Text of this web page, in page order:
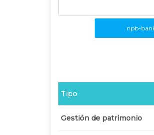
npb-
Tipo
Gestión de patrimonio